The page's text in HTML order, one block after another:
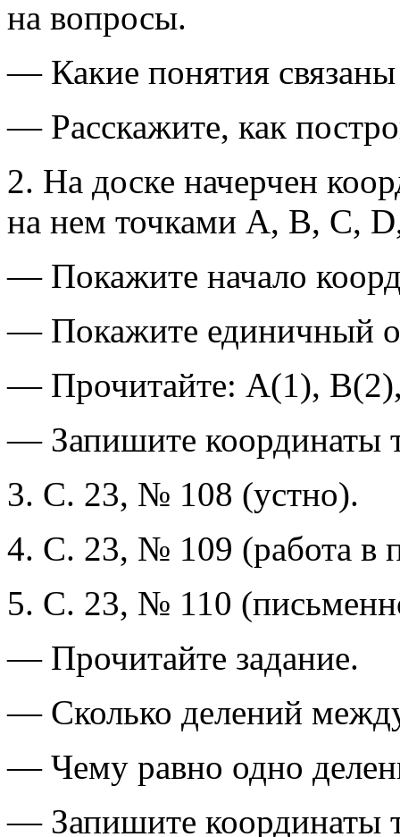
на вопросы.
— Какие понятия
— Расскажите, как
2. На доске начерчен
на нем точками А, В, С,
— Покажите начало
— Покажите единичный
— Прочитайте: А(1),
— Запишите координаты
3. С. 23, № 108 (устно).
4. С. 23, № 109 (работа в
5. С. 23, № 110
— Прочитайте задание.
— Сколько делений
— Чему равно одно
— Запишите координаты